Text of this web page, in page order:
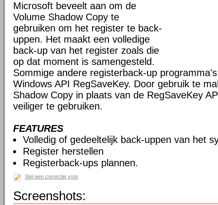
Microsoft beveelt aan om de
Volume Shadow Copy te
gebruiken om het register te back-
uppen. Het maakt een volledige
back-up van het register zoals die
op dat moment is samengesteld.
Sommige andere registerback-up
Windows API RegSaveKey. Door gebruik te
Shadow Copy in plaats van de RegSaveKey
veiliger te gebruiken.
FEATURES
Volledig of gedeeltelijk back-uppen van het
Register herstellen
Registerback-ups plannen.
Stel een correctie voor
Screenshots: